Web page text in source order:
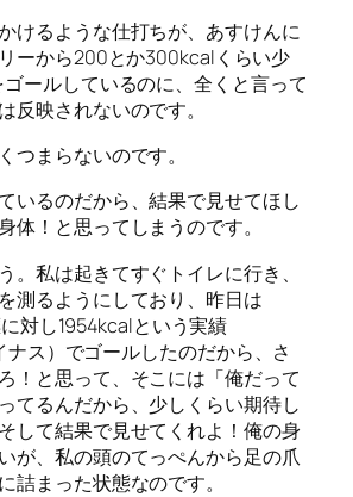
けるような仕打ちが、あすけんに
ーから200とか300kcalくらい少
ゴールしているのに、全くと言って
反映されないのです。
つまらないのです。
いるのだから、結果で見せてほし
体！と思ってしまうのです。
。私は起きてすぐトイレに行き、
測るようにしており、昨日は
対し1954kcalという実績
ナス）でゴールしたのだから、さ
！と思って、そこには「俺だって
てるんだから、少しくらい期待し
して結果で見せてくれよ！俺の身
が、私の頭のてっぺんから足の爪
詰まった状態なのです。